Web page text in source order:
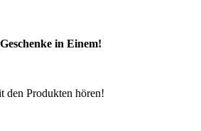
in Einem!
den Produkten hören!